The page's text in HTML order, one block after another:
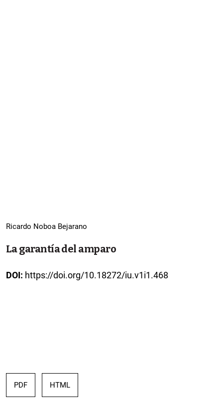
Ricardo Noboa Bejarano
La garantía del amparo
DOI: https://doi.org/10.18272/iu.v1i1.468
PDF HTML